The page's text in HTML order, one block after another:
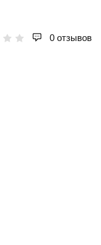
0 отзывов